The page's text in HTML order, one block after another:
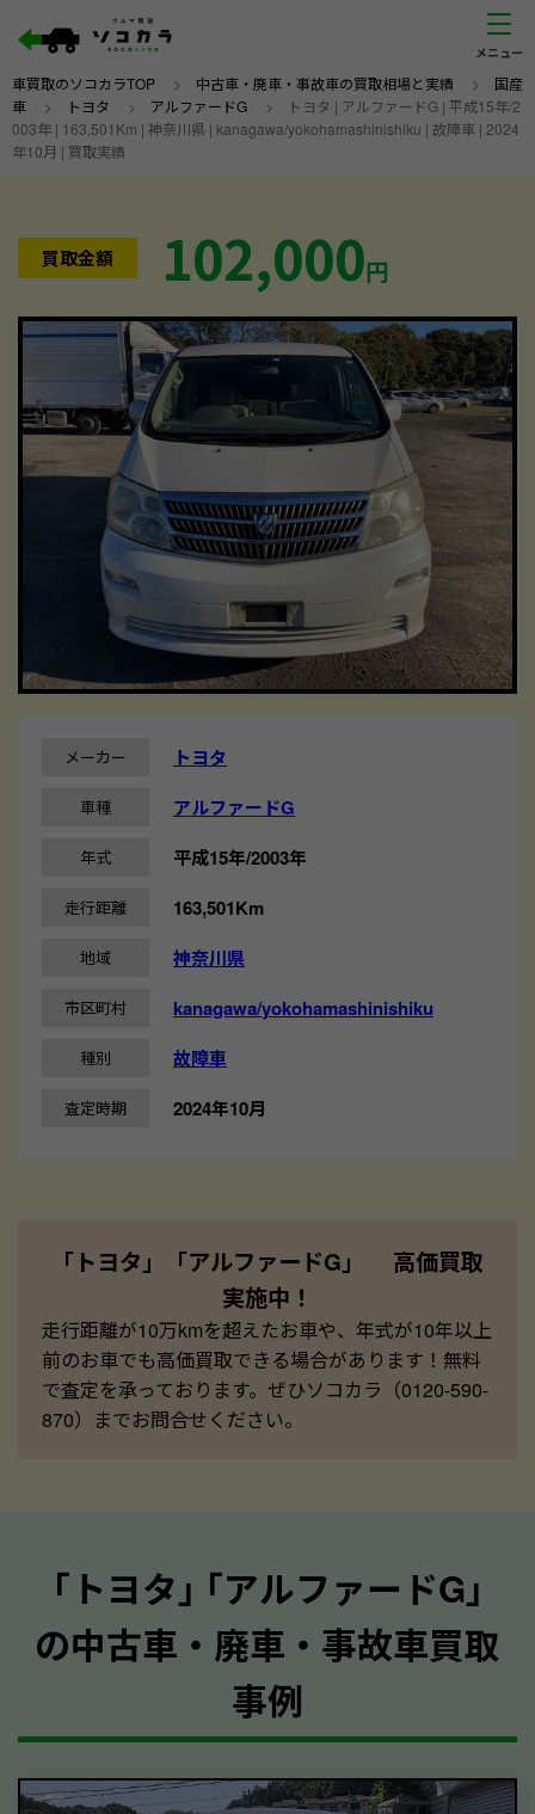
車買取のソコカラTOP > 中古車・廃車・事故車の買取相場と実績 > 国産
車 > トヨタ > アルファードG >
トヨタ | アルファードG | 平成15年/2
003年 | 163,501Km | 神奈川県 | kanagawa/yokohamashinishiku | 故障車 | 2024
年10月 | 買取実績
買取金額 102,000円
メーカー トヨタ
車種 アルファードG
年式 平成15年/2003年
走行距離 163,501Km
地域 神奈川県
市区町村 kanagawa/yokohamashinishiku
種別 故障車
査定時期 2024年10月
「トヨタ」「アルファードG」 高価買取
実施中！
走行距離が10万kmを超えたお車や、年式が10年以上
前のお車でも高価買取できる場合があります！無料
で査定を承っております。ぜひソコカラ（0120-590-
870）までお問合せください。
｢トヨタ｣ ｢アルファードG｣
の中古車・廃車・事故車買取
事例